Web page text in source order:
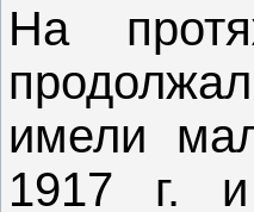
На
имели
1917 г.